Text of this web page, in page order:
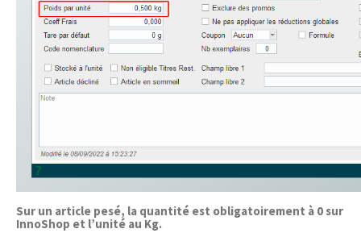
Sur un article pesé, la quantité est obligatoirement à 0 sur
InnoShop et l’unité au Kg.